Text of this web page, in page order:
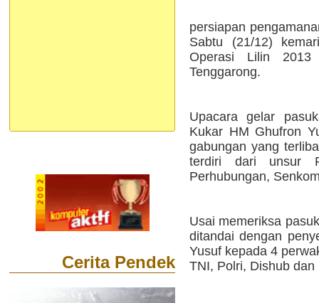
Cerita Pendek
persiapan
Sabtu (21/12)
Operasi Lilin
Tenggarong.
Upacara gelar
Kukar HM Ghufron
gabungan yang
terdiri dari unsur
Perhubungan,
Usai memeriksa
ditandai dengan
Yusuf kepada 4
TNI, Polri, Dishub dan